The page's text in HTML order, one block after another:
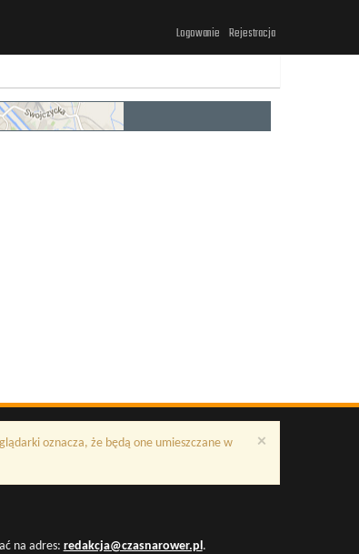
Logowanie Rejestracja
×
oznacza, że będą one umieszczane w
na adres: redakcja@czasnarower.pl.